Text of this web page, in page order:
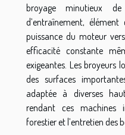
broyage minutieux
d’entraînement,
puissance du moteur
efficacité constante
exigeantes. Les broyeurs
des surfaces
adaptée à diverses
rendant ces machines
forestier et l’entretien des